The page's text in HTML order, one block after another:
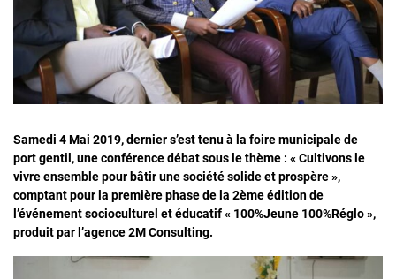
Samedi 4 Mai 2019, dernier s’est tenu à la foire municipale de
port gentil, une conférence débat sous le thème : « Cultivons le
vivre ensemble pour bâtir une société solide et prospère »,
comptant pour la première phase de la 2ème édition de
l’événement socioculturel et éducatif « 100%Jeune 100%Réglo »,
produit par l’agence 2M Consulting.